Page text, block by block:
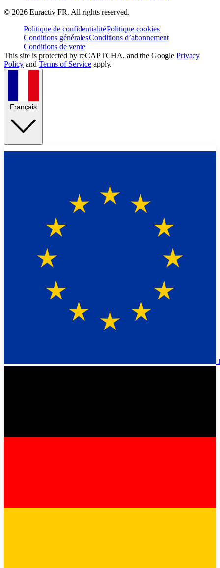
© 2026 Euractiv FR. All rights reserved.
Politique de confidentialitéPolitique cookies
Conditions généralesConditions d’abonnement
Conditions de vente
This site is protected by reCAPTCHA, and the Google Privacy
Policy and Terms of Service apply.
Français